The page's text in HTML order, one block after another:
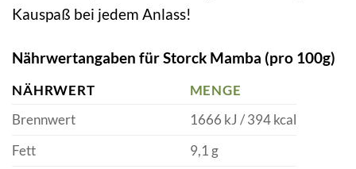
Kauspaß bei jedem Anlass!
Nährwertangaben für Storck Mamba (pro 100g)
NÄHRWERT
MENGE
Brennwert
1666 kJ / 394 kcal
Fett
9,1 g